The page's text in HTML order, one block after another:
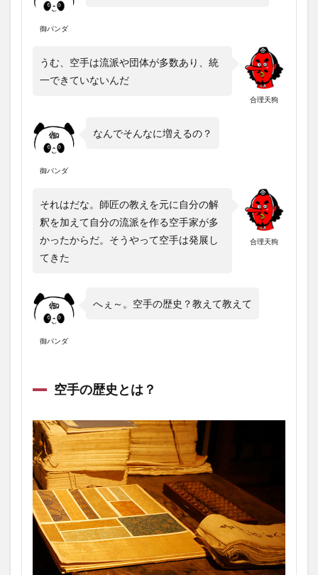
御パンダ
合理天狗
うむ、空手は流派や団体が多数あり、統
一できていないんだ
御パンダ
なんでそんなに増えるの？
合理天狗
それはだな。師匠の教えを元に自分の解
釈を加えて自分の流派を作る空手家が多
かったからだ。そうやって空手は発展し
てきた
御パンダ
へぇ～。空手の歴史？教えて教えて
空手の歴史とは？